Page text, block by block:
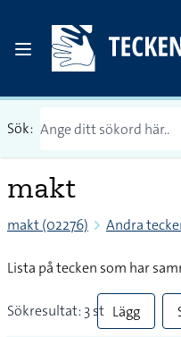
Sök:
makt
makt (02276) Andra
Lista på tecken som har
Sökresultat: 3 st Lägg